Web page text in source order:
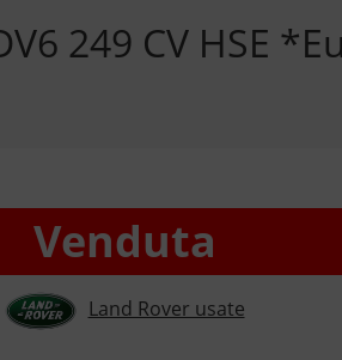
249 CV HSE
Venduta
Land Rover usate